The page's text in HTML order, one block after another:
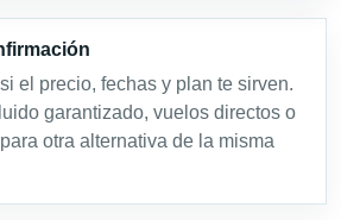
el precio, fechas y plan te sirven.
garantizado, vuelos directos o
otra alternativa de la misma